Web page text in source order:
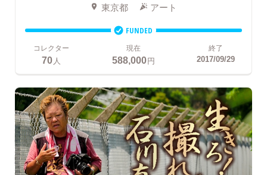
東京都 アート
FUNDED
コレクター
70人
現在
588,000円
終了
2017/09/29